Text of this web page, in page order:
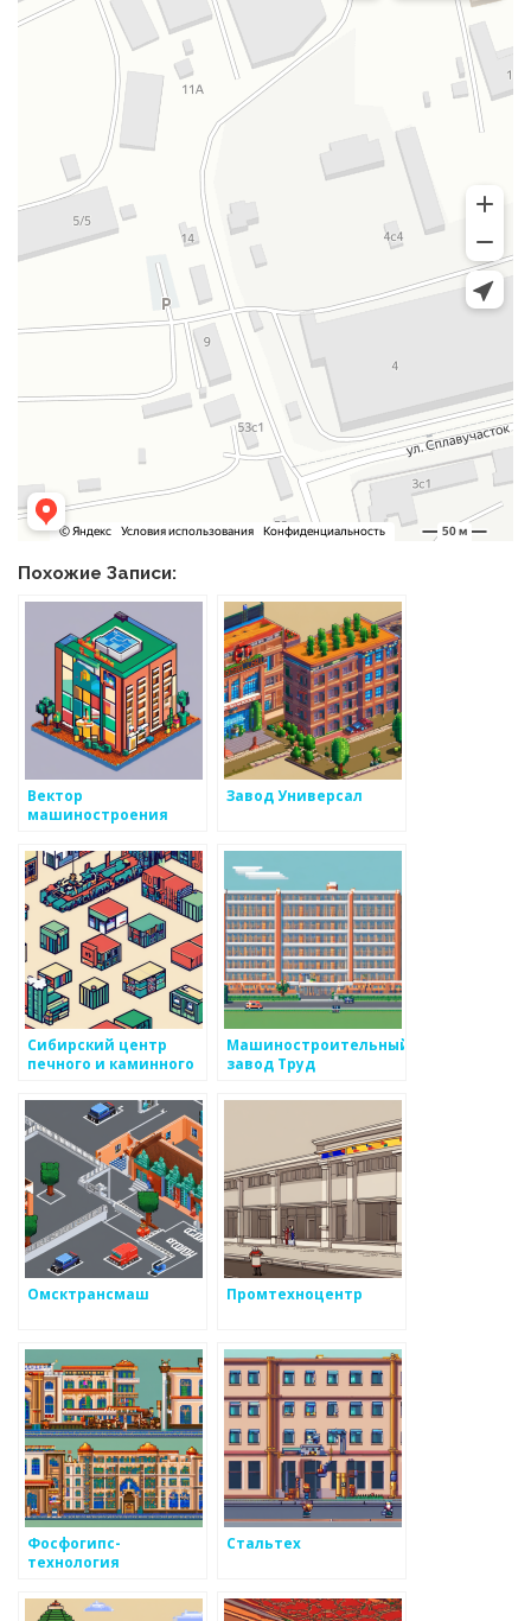
Похожие Записи:
Вектор
машиностроения
Завод Универсал
Сибирский центр
печного и каминного
Машиностроительный
завод Труд
Омсктрансмаш Промтехноцентр
Фосфогипс-
технология
Стальтех